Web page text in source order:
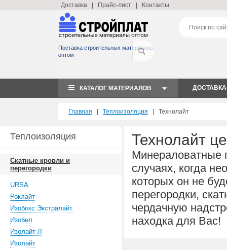
Доставка Прайс-лист Контакты
Поставка строительных материалов
оптом
КАТАЛОГ МАТЕРИАЛОВ ДОСТАВКА
Главная Теплоизоляция | Технолайт
Теплоизоляция
Скатные кровли и
перегородки
URSA
Роклайт
Изобокс Экстралайт
Изобел
Изолайт Л
Изолайт
Технолайт
Минераловатные
случаях, когда
которых он не
перегородки,
чердачную
находка для Вас!